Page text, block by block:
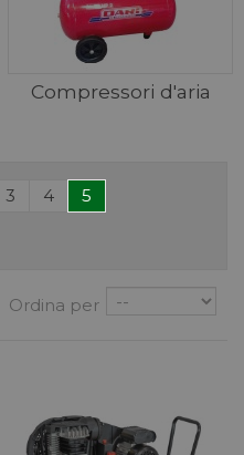
Compressori d'aria
3 4
5
Ordina per